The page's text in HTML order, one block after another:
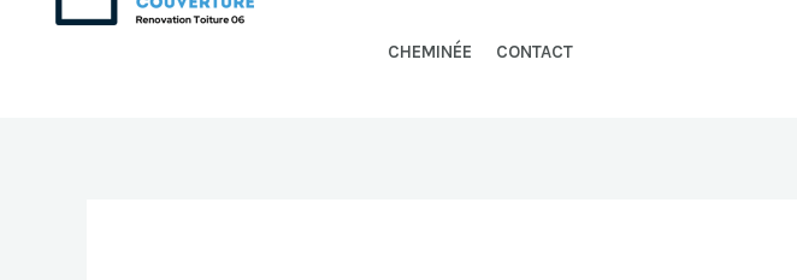
CHEMINÉE CONTACT